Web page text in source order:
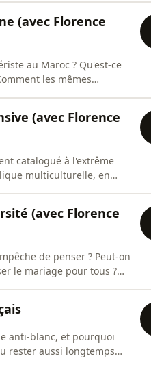
(avec Florence
au Maroc ? Qu'est-ce
les mêmes
(avec Florence
catalogué à l'extrême
multiculturelle, en
(avec Florence
de penser ? Peut-on
le mariage pour tous ?
anti-blanc, et pourquoi
rester aussi longtemps